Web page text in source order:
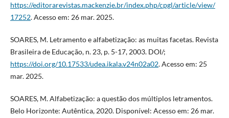
https://editorarevistas.mackenzie.br/index.php/cpgl/article/view/
17252. Acesso em: 26 mar. 2025.
SOARES, M. Letramento e alfabetização: as muitas facetas. Revista
Brasileira de Educação, n. 23, p. 5-17, 2003. DOI/;
https://doi.org/10.17533/udea.ikala.v24n02a02. Acesso em: 25
mar. 2025.
SOARES, M. Alfabetização: a questão dos múltiplos letramentos.
Belo Horizonte: Autêntica, 2020. Disponível: Acesso em: 26 mar.